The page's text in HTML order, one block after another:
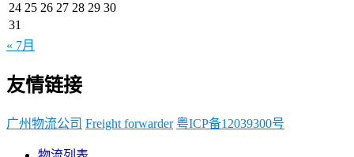
24 25 26 27 28 29 30
31
« 7月
友情链接
广州物流公司 Freight forwarder 粤ICP备12039300号